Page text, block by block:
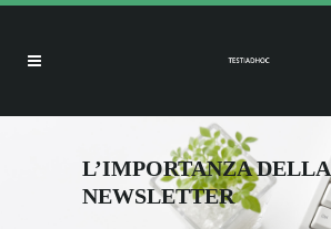
L’IMPORTANZA DELLA
NEWSLETTER